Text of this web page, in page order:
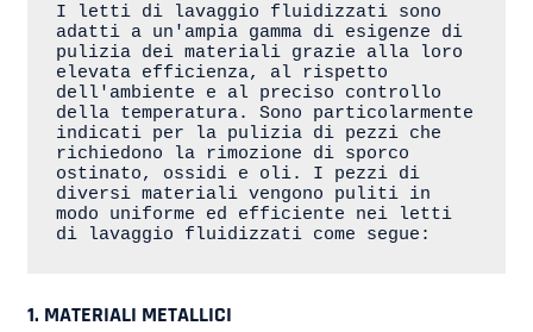
I letti di lavaggio fluidizzati sono
adatti a un'ampia gamma di esigenze di
pulizia dei materiali grazie alla loro
elevata efficienza, al rispetto
dell'ambiente e al preciso controllo
della temperatura. Sono particolarmente
indicati per la pulizia di pezzi che
richiedono la rimozione di sporco
ostinato, ossidi e oli. I pezzi di
diversi materiali vengono puliti in
modo uniforme ed efficiente nei letti
di lavaggio fluidizzati come segue:
1. MATERIALI METALLICI